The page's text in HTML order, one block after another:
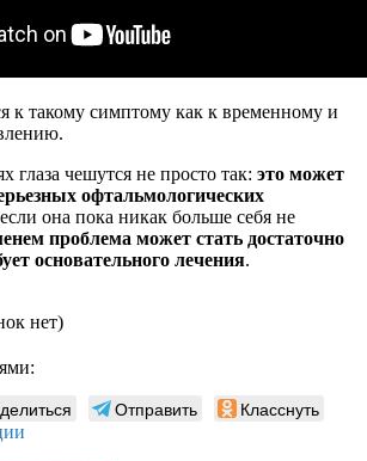
к такому симптому как к временному и
глаза чешутся не просто так: это может
офтальмологических
она пока никак больше себя не
проблема может стать достаточно
основательного лечения.
нет)
Отправить Класснуть